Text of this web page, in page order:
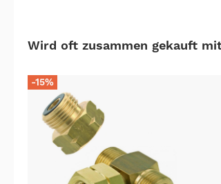
Wird oft zusammen gekauft
-15%